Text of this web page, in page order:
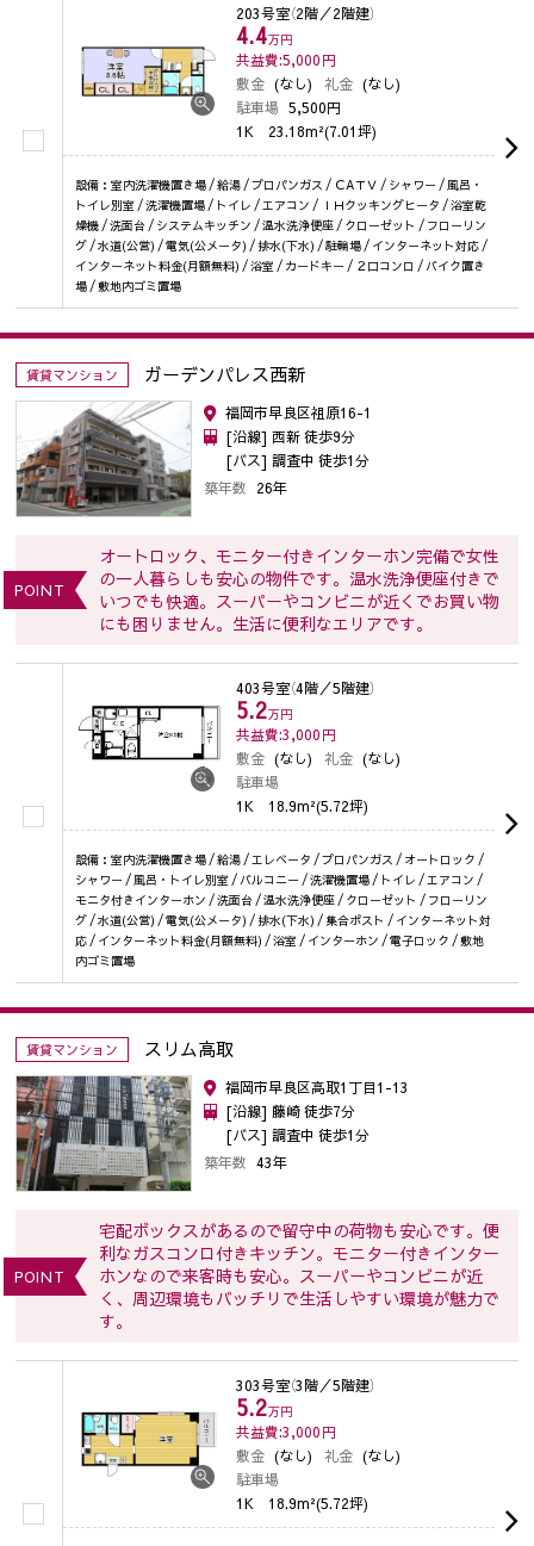
203号室（2階／2階建）
4.4万円
共益費:5,000円
敷金 (なし) 礼金 (なし)
駐車場 5,500円
1K 23.18m²(7.01坪)
設備：室内洗濯機置き場 / 給湯 / プロパンガス / ＣAＴＶ / シャワー / 風呂・
トイレ別室 / 洗濯機置場 / トイレ / エアコン / ＩＨクッキングヒータ / 浴室乾
燥機 / 洗面台 / システムキッチン / 温水洗浄便座 / クローゼット / フローリン
グ / 水道(公営) / 電気(公メータ) / 排水(下水) / 駐輪場 / インターネット対応 /
インターネット料金(月額無料) / 浴室 / カードキー / ２口コンロ / バイク置き
場 / 敷地内ゴミ置場
賃貸マンション ガーデンパレス西新
福岡市早良区祖原16-1
[沿線] 西新 徒歩9分
[バス] 調査中 徒歩1分
築年数 26年
POINT
オートロック、モニター付きインターホン完備で女性
の一人暮らしも安心の物件です。温水洗浄便座付きで
いつでも快適。スーパーやコンビニが近くでお買い物
にも困りません。生活に便利なエリアです。
403号室（4階／5階建）
5.2万円
共益費:3,000円
敷金 (なし) 礼金 (なし)
駐車場
1K 18.9m²(5.72坪)
設備：室内洗濯機置き場 / 給湯 / エレベータ / プロパンガス / オートロック /
シャワー / 風呂・トイレ別室 / バルコニー / 洗濯機置場 / トイレ / エアコン /
モニタ付きインターホン / 洗面台 / 温水洗浄便座 / クローゼット / フローリン
グ / 水道(公営) / 電気(公メータ) / 排水(下水) / 集合ポスト / インターネット対
応 / インターネット料金(月額無料) / 浴室 / インターホン / 電子ロック / 敷地
内ゴミ置場
賃貸マンション スリム高取
福岡市早良区高取1丁目1-13
[沿線] 藤崎 徒歩7分
[バス] 調査中 徒歩1分
築年数 43年
POINT
宅配ボックスがあるので留守中の荷物も安心です。便
利なガスコンロ付きキッチン。モニター付きインター
ホンなので来客時も安心。スーパーやコンビニが近
く、周辺環境もバッチリで生活しやすい環境が魅力で
す。
303号室（3階／5階建）
5.2万円
共益費:3,000円
敷金 (なし) 礼金 (なし)
駐車場
1K 18.9m²(5.72坪)